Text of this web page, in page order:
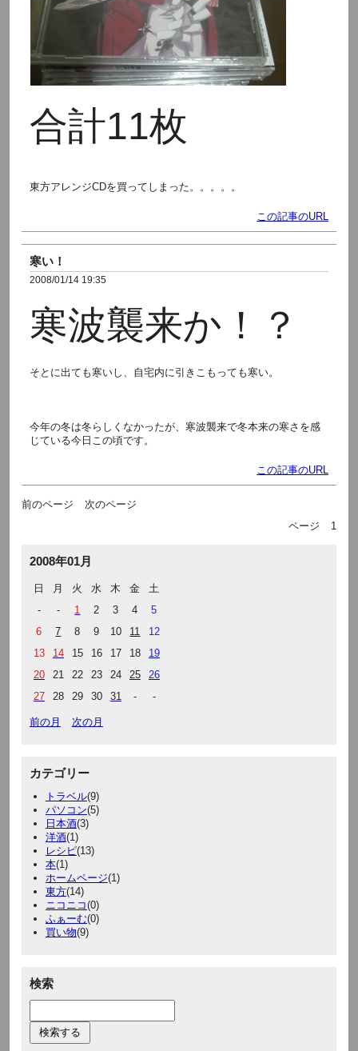
合計11枚
東方アレンジCDを買ってしまった。。。。。
この記事のURL
寒い！
2008/01/14 19:35
寒波襲来か！？
そとに出ても寒いし、自宅内に引きこもっても寒い。
今年の冬は冬らしくなかったが、寒波襲来で冬本来の寒さを感
じている今日この頃です。
この記事のURL
前のページ
次のページ
ページ
1
2008年01月
日 月 火 水 木 金
土
-
- 1 2 3 4
5
6
7 8 9 10 11
12
13
14 15 16 17 18
19
20
21 22 23 24 25
26
27
28 29 30 31 - -
前の月 次の月
カテゴリー
トラベル(9)
パソコン(5)
日本酒(3)
洋酒(1)
レシピ(13)
本(1)
ホームページ(1)
東方(14)
ニコニコ(0)
ふぁーむ(0)
買い物(9)
検索